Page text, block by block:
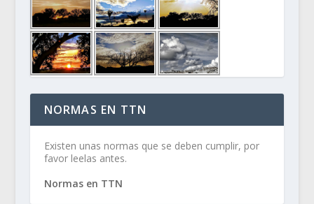
NORMAS EN TTN
Existen unas normas que se deben cumplir, por
favor leelas antes.
Normas en TTN